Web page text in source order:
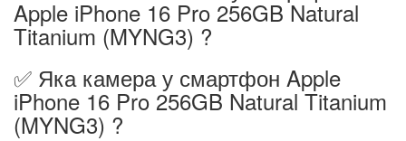
Apple iPhone 16 Pro 256GB Natural
Titanium (MYNG3) ?
✅ Яка камера у смартфон Apple
iPhone 16 Pro 256GB Natural Titanium
(MYNG3) ?